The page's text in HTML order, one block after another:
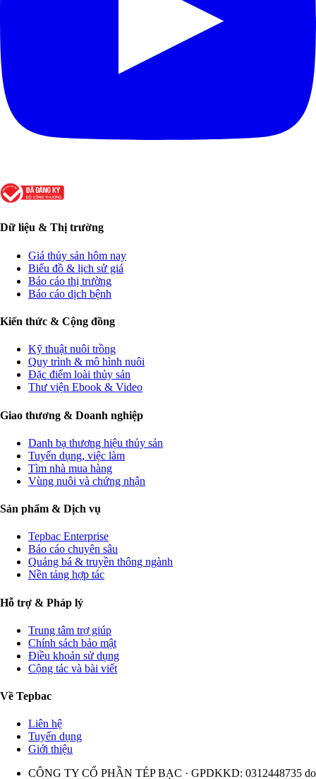
Dữ liệu & Thị trường
Giá thủy sản hôm nay
Biểu đồ & lịch sử giá
Báo cáo thị trường
Báo cáo dịch bệnh
Kiến thức & Cộng đồng
Kỹ thuật nuôi trồng
Quy trình & mô hình nuôi
Đặc điểm loài thủy sản
Thư viện Ebook & Video
Giao thương & Doanh nghiệp
Danh bạ thương hiệu thủy sản
Tuyển dụng, việc làm
Tìm nhà mua hàng
Vùng nuôi và chứng nhận
Sản phẩm & Dịch vụ
Tepbac Enterprise
Báo cáo chuyên sâu
Quảng bá & truyền thông ngành
Nền tảng hợp tác
Hỗ trợ & Pháp lý
Trung tâm trợ giúp
Chính sách bảo mật
Điều khoản sử dụng
Cộng tác và bài viết
Về Tepbac
Liên hệ
Tuyển dụng
Giới thiệu
CÔNG TY CỔ PHẦN TÉP BẠC · GPDKKD: 0312448735 do